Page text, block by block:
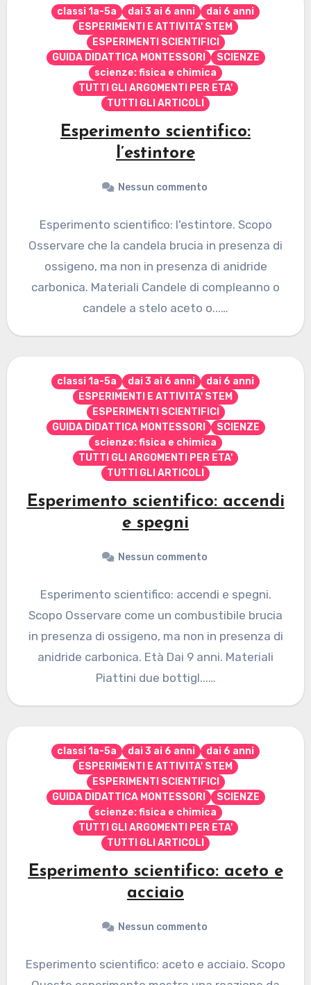
classi 1a-5a dai 3 ai 6 anni
dai 6 anni
ESPERIMENTI E ATTIVITA' STEM
ESPERIMENTI SCIENTIFICI
GUIDA DIDATTICA MONTESSORI
SCIENZE
scienze: fisica e chimica
TUTTI GLI ARGOMENTI PER ETA'
TUTTI GLI ARTICOLI
Esperimento scientifico:
l’estintore
Nessun commento
Esperimento scientifico: l'estintore. Scopo
Osservare che la candela brucia in presenza di
ossigeno, ma non in presenza di anidride
carbonica. Materiali Candele di compleanno o
candele a stelo aceto o...…
classi 1a-5a dai 3 ai 6 anni
dai 6 anni
ESPERIMENTI E ATTIVITA' STEM
ESPERIMENTI SCIENTIFICI
GUIDA DIDATTICA MONTESSORI
SCIENZE
scienze: fisica e chimica
TUTTI GLI ARGOMENTI PER ETA'
TUTTI GLI ARTICOLI
Esperimento scientifico: accendi
e spegni
Nessun commento
Esperimento scientifico: accendi e spegni.
Scopo Osservare come un combustibile brucia
in presenza di ossigeno, ma non in presenza di
anidride carbonica. Età Dai 9 anni. Materiali
Piattini due bottigl...…
classi 1a-5a dai 3 ai 6 anni
dai 6 anni
ESPERIMENTI E ATTIVITA' STEM
ESPERIMENTI SCIENTIFICI
GUIDA DIDATTICA MONTESSORI
SCIENZE
scienze: fisica e chimica
TUTTI GLI ARGOMENTI PER ETA'
TUTTI GLI ARTICOLI
Esperimento scientifico: aceto e
acciaio
Nessun commento
Esperimento scientifico: aceto e acciaio. Scopo